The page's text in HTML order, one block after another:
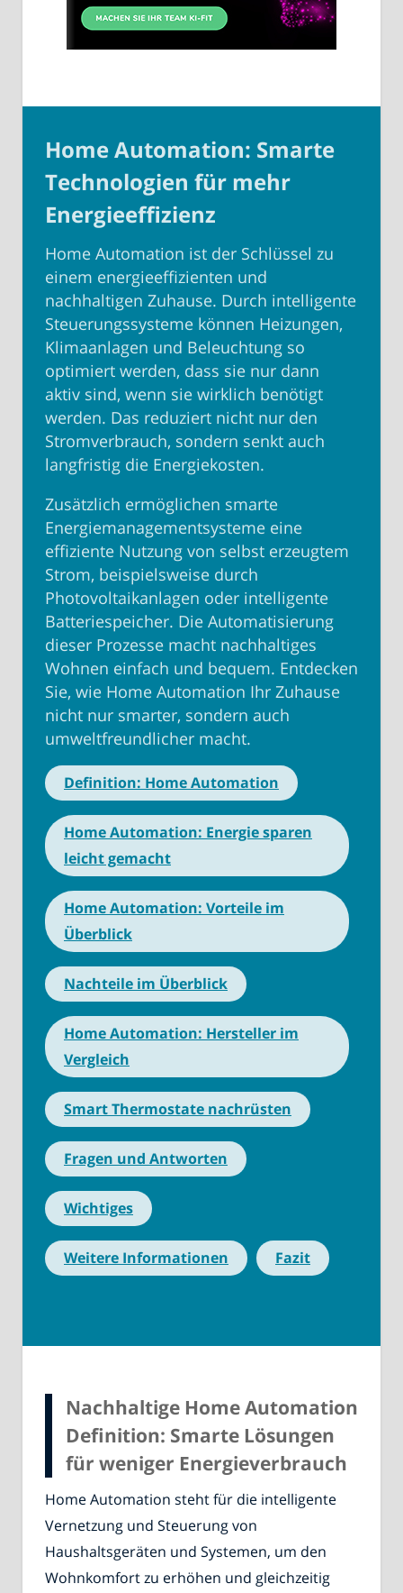
Home Automation: Smarte
Technologien für mehr
Energieeffizienz
Home Automation ist der Schlüssel zu
einem energieeffizienten und
nachhaltigen Zuhause. Durch intelligente
Steuerungssysteme können Heizungen,
Klimaanlagen und Beleuchtung so
optimiert werden, dass sie nur dann
aktiv sind, wenn sie wirklich benötigt
werden. Das reduziert nicht nur den
Stromverbrauch, sondern senkt auch
langfristig die Energiekosten.
Zusätzlich ermöglichen smarte
Energiemanagementsysteme eine
effiziente Nutzung von selbst erzeugtem
Strom, beispielsweise durch
Photovoltaikanlagen oder intelligente
Batteriespeicher. Die Automatisierung
dieser Prozesse macht nachhaltiges
Wohnen einfach und bequem. Entdecken
Sie, wie Home Automation Ihr Zuhause
nicht nur smarter, sondern auch
umweltfreundlicher macht.
Definition: Home Automation
Home Automation: Energie sparen
leicht gemacht
Home Automation: Vorteile im
Überblick
Nachteile im Überblick
Home Automation: Hersteller im
Vergleich
Smart Thermostate nachrüsten
Fragen und Antworten
Wichtiges
Weitere Informationen Fazit
Nachhaltige Home Automation
Definition: Smarte Lösungen
für weniger Energieverbrauch
Home Automation steht für die intelligente
Vernetzung und Steuerung von
Haushaltsgeräten und Systemen, um den
Wohnkomfort zu erhöhen und gleichzeitig